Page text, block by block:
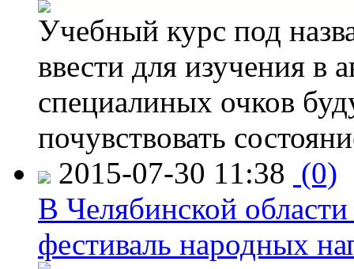
Учебный курс под
ввести для изучения
специалиных очков
почувствовать
2015-07-30 11:38 (0)
В Челябинской
фестиваль народных